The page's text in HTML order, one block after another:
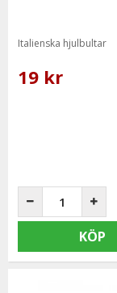
Italienska hjulbultar
19 kr
KÖP